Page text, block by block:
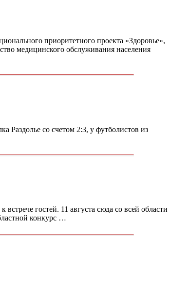
приоритетного проекта «Здоровье»,
медицинского обслуживания населения
Раздолье со счетом 2:3, у футболистов из
гостей. 11 августа сюда со всей области
конкурс …